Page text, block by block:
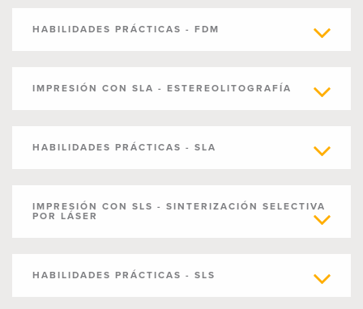
HABILIDADES PRÁCTICAS - FDM
IMPRESIÓN CON SLA - ESTEREOLITOGRAFÍA
HABILIDADES PRÁCTICAS - SLA
IMPRESIÓN CON SLS - SINTERIZACIÓN SELECTIVA
POR LÁSER
HABILIDADES PRÁCTICAS - SLS